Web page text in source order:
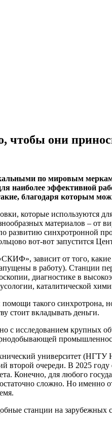
чтобы они
по мировым
наиболее эффективной
благодаря которым
которые используются
материалов – от
развитию синхротронной
вот-вот запустится
зависит от того,
в работу). Станции
диагностике в
каталитической
такого
стоит вкладывать деньги.
исследованием крупных
университет
второй очереди. В 2025
Конечно, для любого
сложно. Но именно
станции на